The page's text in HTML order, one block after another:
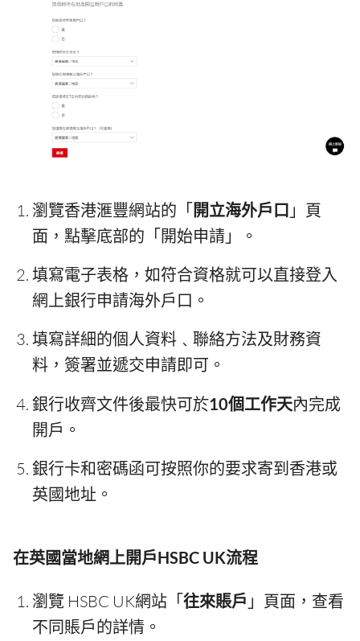
瀏覽香港滙豐網站的「開立海外戶口 」頁
面，點擊底部的「開始申請」。
填寫電子表格，如符合資格就可以直接登入
網上銀行申請海外戶口。
填寫詳細的個人資料﹑聯絡方法及財務資
料，簽署並遞交申請即可。
銀行收齊文件後最快可於10個工作天內完成
開戶。
銀行卡和密碼函可按照你的要求寄到香港或
英國地址。
在英國當地網上開戶HSBC UK流程
瀏覽 HSBC UK網站「往來賬戶 」頁面，查看
不同賬戶的詳情。